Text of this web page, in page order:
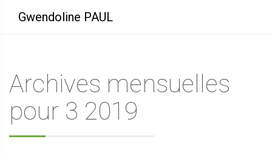
Gwendoline PAUL
Archives mensuelles
pour 3 2019